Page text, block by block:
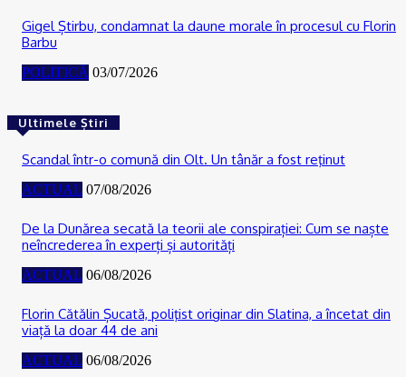
Gigel Știrbu, condamnat la daune morale în procesul cu Florin
Barbu
POLITICĂ 03/07/2026
Ultimele Știri
Scandal într-o comună din Olt. Un tânăr a fost reţinut
ACTUAL 07/08/2026
De la Dunărea secată la teorii ale conspirației: Cum se naște
neîncrederea în experți și autorități
ACTUAL 06/08/2026
Florin Cătălin Șucată, poliţist originar din Slatina, a încetat din
viață la doar 44 de ani
ACTUAL 06/08/2026